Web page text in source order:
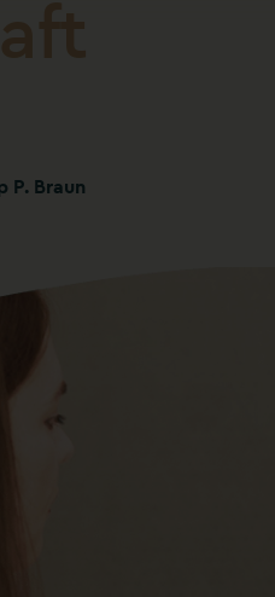
P. Braun